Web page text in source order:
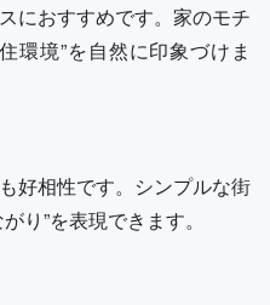
におすすめです。家のモチ
環境”を自然に印象づけま
好相性です。シンプルな街
り”を表現できます。